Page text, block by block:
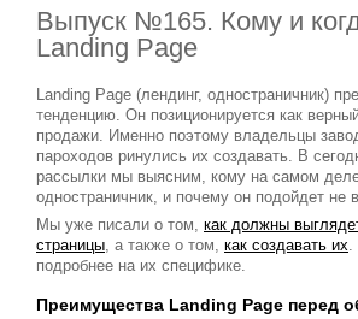
Выпуск №165. Кому и
Landing Page
Landing Page (лендинг, одностраничник)
тенденцию. Он позиционируется как
продажи. Именно поэтому владельцы
пароходов ринулись их создавать. В
рассылки мы выясним, кому на самом
одностраничник, и почему он подойдет не
Мы уже писали о том, как должны
страницы, а также о том, как создавать их.
подробнее на их специфике.
Преимущества Landing Page перед